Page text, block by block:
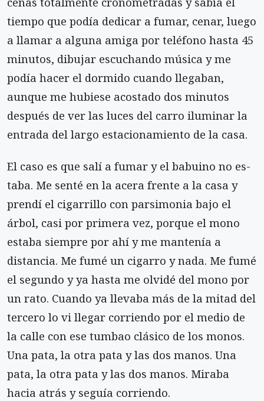
tiempo que podía dedicar a fumar, cenar, luego
a llamar a alguna amiga por teléfono hasta 45
minu­tos, dibujar escuchando música y me
podía hacer el dormido cuando llegaban,
aunque me hubiese acos­tado dos minutos
después de ver las luces del carro iluminar la
entrada del largo estacionamiento de la casa.
El caso es que salí a fumar y el babuino no es­
taba. Me senté en la acera frente a la casa y
prendí el cigarrillo con parsimonia bajo el
árbol, casi por primera vez, porque el mono
estaba siempre por ahí y me mantenía a
distancia. Me fumé un cigarro y nada. Me fumé
el segundo y ya hasta me olvidé del mono por
un rato. Cuando ya llevaba más de la mi­tad del
tercero lo vi llegar corriendo por el medio de
la calle con ese tumbao clásico de los monos.
Una pata, la otra pata y las dos manos. Una
pata, la otra pata y las dos manos. Miraba
hacia atrás y seguía corriendo.